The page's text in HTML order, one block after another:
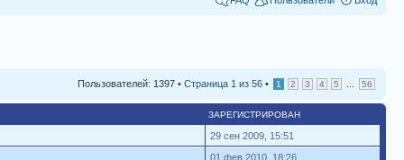
Пользователей: 1397 • Страница 1 из 56 • 1 2 3 4 5 56
ЗАРЕГИСТРИРОВАН
29 сен 2009, 15:51
01 фев 2010, 18:26